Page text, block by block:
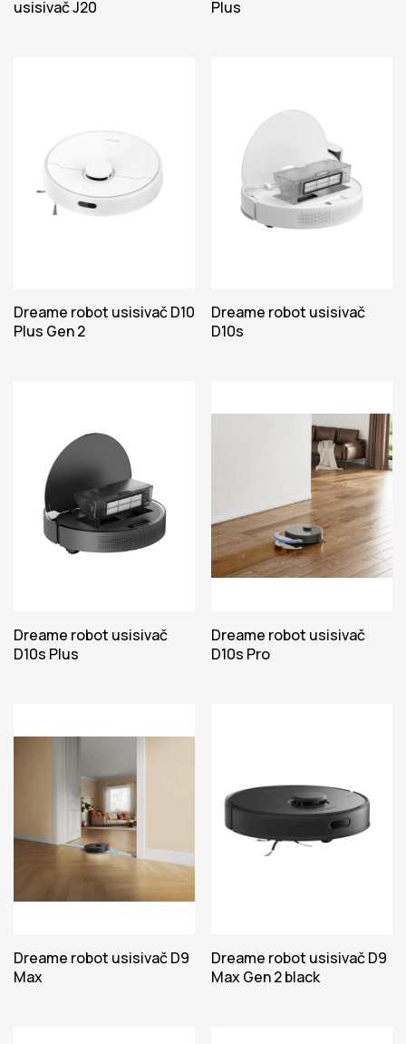
usisivač J20 Plus
Dreame robot usisivač D10
Plus Gen 2
Dreame robot usisivač
D10s
Dreame robot usisivač
D10s Plus
Dreame robot usisivač
D10s Pro
Dreame robot usisivač D9
Max
Dreame robot usisivač D9
Max Gen 2 black